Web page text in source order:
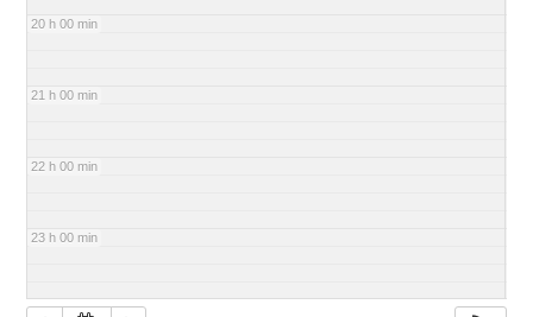
20 h 00 min
21 h 00 min
22 h 00 min
23 h 00 min